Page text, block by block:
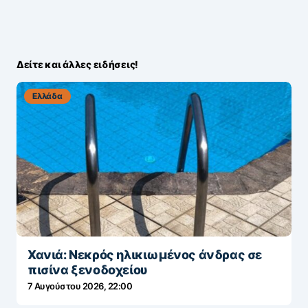
Δείτε και άλλες ειδήσεις!
Ελλάδα
Χανιά: Νεκρός ηλικιωμένος άνδρας σε
πισίνα ξενοδοχείου
7 Αυγούστου 2026, 22:00